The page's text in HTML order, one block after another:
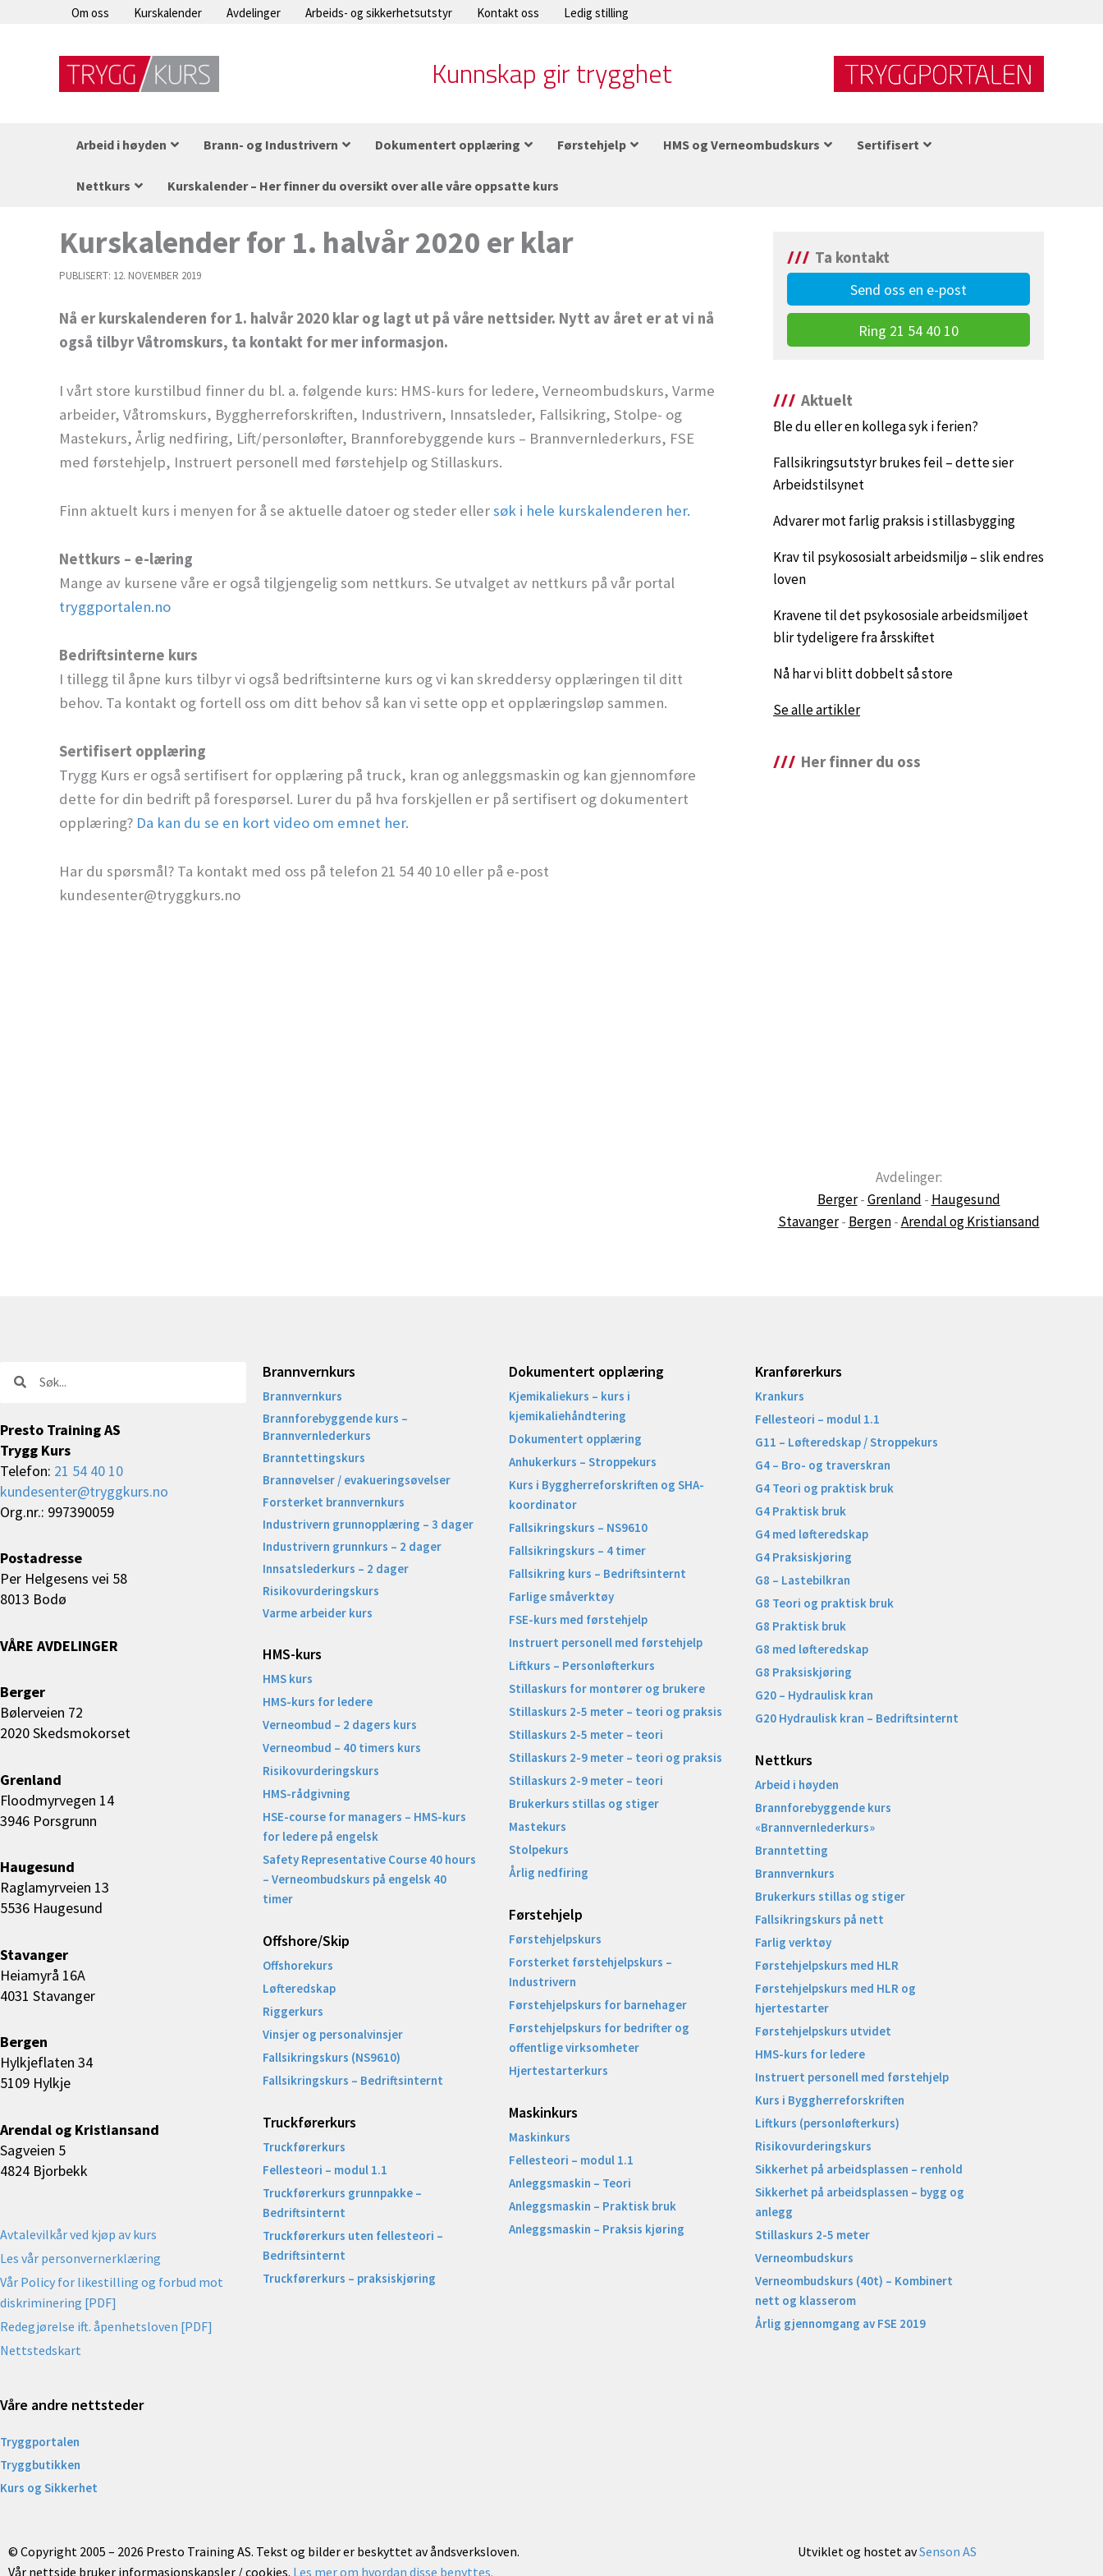
Om oss Kurskalender Avdelinger Arbeids- og sikkerhetsutstyr Kontakt oss Ledig stilling
Kunnskap gir trygghet
Arbeid i høyden Brann- og Industrivern Dokumentert opplæring Førstehjelp HMS og Verneombudskurs Sertifisert
Nettkurs Kurskalender – Her finner du oversikt over alle våre oppsatte kurs
Kurskalender for 1. halvår 2020 er klar
PUBLISERT: 12. NOVEMBER 2019
Nå er kurskalenderen for 1. halvår 2020 klar og lagt ut på våre nettsider. Nytt av året er at vi nå
også tilbyr Våtromskurs, ta kontakt for mer informasjon.
I vårt store kurstilbud finner du bl. a. følgende kurs: HMS-kurs for ledere, Verneombudskurs, Varme
arbeider, Våtromskurs, Byggherreforskriften, Industrivern, Innsatsleder, Fallsikring, Stolpe- og
Mastekurs, Årlig nedfiring, Lift/personløfter, Brannforebyggende kurs – Brannvernlederkurs, FSE
med førstehjelp, Instruert personell med førstehjelp og Stillaskurs.
Finn aktuelt kurs i menyen for å se aktuelle datoer og steder ellersøk i hele kurskalenderen her.
Nettkurs – e-læring
Mange av kursene våre er også tilgjengelig som nettkurs. Se utvalget av nettkurs på vår portal
tryggportalen.no
Bedriftsinterne kurs
I tillegg til åpne kurs tilbyr vi også bedriftsinterne kurs og vi kan skreddersy opplæringen til ditt
behov. Ta kontakt og fortell oss om ditt behov så kan vi sette opp et opplæringsløp sammen.
Sertifisert opplæring
Trygg Kurs er også sertifisert for opplæring på truck, kran og anleggsmaskin og kan gjennomføre
dette for din bedrift på forespørsel. Lurer du på hva forskjellen er på sertifisert og dokumentert
opplæring? Da kan du se en kort video om emnet her.
Har du spørsmål? Ta kontakt med oss på telefon 21 54 40 10 eller på e-post
kundesenter@tryggkurs.no
Ta kontakt
Send oss en e-post
Ring 21 54 40 10
Aktuelt
Ble du eller en kollega syk i ferien?
Fallsikringsutstyr brukes feil – dette sier
Arbeidstilsynet
Advarer mot farlig praksis i stillasbygging
Krav til psykososialt arbeidsmiljø – slik endres
loven
Kravene til det psykososiale arbeidsmiljøet
blir tydeligere fra årsskiftet
Nå har vi blitt dobbelt så store
Se alle artikler
Her finner du oss
Avdelinger:
Berger-Grenland - Haugesund
Stavanger- Bergen-Arendal og Kristiansand
Søk
Presto Training AS
Trygg Kurs
Telefon: 21 54 40 10
kundesenter@tryggkurs.no
Org.nr.: 997390059
Postadresse
Per Helgesens vei 58
8013 Bodø
VÅRE AVDELINGER
Berger
Bølerveien 72
2020 Skedsmokorset
Grenland
Floodmyrvegen 14
3946 Porsgrunn
Haugesund
Raglamyrveien 13
5536 Haugesund
Stavanger
Heiamyrå 16A
4031 Stavanger
Bergen
Hylkjeflaten 34
5109 Hylkje
Arendal og Kristiansand
Sagveien 5
4824 Bjorbekk
Avtalevilkår ved kjøp av kurs
Les vår personvernerklæring
Vår Policy for likestilling og forbud mot
diskriminering [PDF]
Redegjørelse ift. åpenhetsloven [PDF]
Nettstedskart
Våre andre nettsteder
Tryggportalen
Tryggbutikken
Kurs og Sikkerhet
Brannvernkurs
Brannvernkurs
Brannforebyggende kurs –
Brannvernlederkurs
Branntettingskurs
Brannøvelser / evakueringsøvelser
Forsterket brannvernkurs
Industrivern grunnopplæring – 3 dager
Industrivern grunnkurs – 2 dager
Innsatslederkurs – 2 dager
Risikovurderingskurs
Varme arbeider kurs
HMS-kurs
HMS kurs
HMS-kurs for ledere
Verneombud – 2 dagers kurs
Verneombud – 40 timers kurs
Risikovurderingskurs
HMS-rådgivning
HSE-course for managers – HMS-kurs
for ledere på engelsk
Safety Representative Course 40 hours
– Verneombudskurs på engelsk 40
timer
Offshore/Skip​
Offshorekurs
Løfteredskap
Riggerkurs
Vinsjer og personalvinsjer
Fallsikringskurs (NS9610)
Fallsikringskurs – Bedriftsinternt
Truckførerkurs
Truckførerkurs
Fellesteori – modul 1.1
Truckførerkurs grunnpakke –
Bedriftsinternt
Truckførerkurs uten fellesteori –
Bedriftsinternt
Truckførerkurs – praksiskjøring
Dokumentert opplæring
Kjemikaliekurs – kurs i
kjemikaliehåndtering
Dokumentert opplæring
Anhukerkurs – Stroppekurs
Kurs i Byggherreforskriften og SHA-
koordinator
Fallsikringskurs – NS9610
Fallsikringskurs – 4 timer
Fallsikring kurs – Bedriftsinternt
Farlige småverktøy
FSE-kurs med førstehjelp
Instruert personell med førstehjelp
Liftkurs – Personløfterkurs
Stillaskurs for montører og brukere
Stillaskurs 2-5 meter – teori og praksis
Stillaskurs 2-5 meter – teori
Stillaskurs 2-9 meter – teori og praksis
Stillaskurs 2-9 meter – teori
Brukerkurs stillas og stiger
Mastekurs
Stolpekurs
Årlig nedfiring
Førstehjelp
Førstehjelpskurs
Forsterket førstehjelpskurs –
Industrivern
Førstehjelpskurs for barnehager
Førstehjelpskurs for bedrifter og
offentlige virksomheter
Hjertestarterkurs
Maskinkurs
Maskinkurs
Fellesteori – modul 1.1
Anleggsmaskin – Teori
Anleggsmaskin – Praktisk bruk
Anleggsmaskin – Praksis kjøring
Kranførerkurs
Krankurs
Fellesteori – modul 1.1
G11 – Løfteredskap / Stroppekurs
G4 – Bro- og traverskran
G4 Teori og praktisk bruk
G4 Praktisk bruk
G4 med løfteredskap
G4 Praksiskjøring
G8 – Lastebilkran
G8 Teori og praktisk bruk
G8 Praktisk bruk
G8 med løfteredskap
G8 Praksiskjøring
G20 – Hydraulisk kran
G20 Hydraulisk kran – Bedriftsinternt
Nettkurs
Arbeid i høyden
Brannforebyggende kurs
«Brannvernlederkurs»
Branntetting
Brannvernkurs
Brukerkurs stillas og stiger
Fallsikringskurs på nett
Farlig verktøy
Førstehjelpskurs med HLR
Førstehjelpskurs med HLR og
hjertestarter
Førstehjelpskurs utvidet
HMS-kurs for ledere
Instruert personell med førstehjelp
Kurs i Byggherreforskriften
Liftkurs (personløfterkurs)
Risikovurderingskurs
Sikkerhet på arbeidsplassen – renhold
Sikkerhet på arbeidsplassen – bygg og
anlegg
Stillaskurs 2-5 meter
Verneombudskurs
Verneombudskurs (40t) – Kombinert
nett og klasserom
Årlig gjennomgang av FSE 2019
© Copyright 2005 – 2026 Presto Training AS. Tekst og bilder er beskyttet av åndsverksloven.
Vår nettside bruker informasjonskapsler / cookies. Les mer om hvordan disse benyttes.
Utviklet og hostet avSenson AS